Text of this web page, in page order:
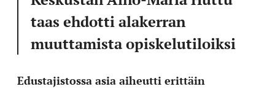
taas ehdotti alakerran
muuttamista opiskelutiloiksi
Edustajistossa asia aiheutti erittäin